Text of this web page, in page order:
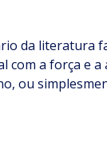
da literatura
com a força e
ou